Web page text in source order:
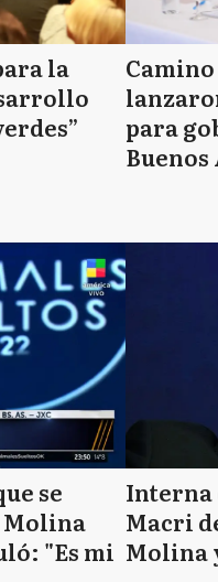
la
para
se
"Es mi
Interna
Macri
Molina